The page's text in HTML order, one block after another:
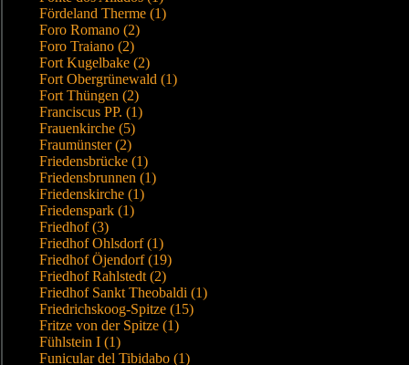
Fördeland Therme (1)
Foro Romano (2)
Foro Traiano (2)
Fort Kugelbake (2)
Fort Obergrünewald (1)
Fort Thüngen (2)
Franciscus PP. (1)
Frauenkirche (5)
Fraumünster (2)
Friedensbrücke (1)
Friedensbrunnen (1)
Friedenskirche (1)
Friedenspark (1)
Friedhof (3)
Friedhof Ohlsdorf (1)
Friedhof Öjendorf (19)
Friedhof Rahlstedt (2)
Friedhof Sankt Theobaldi (1)
Friedrichskoog-Spitze (15)
Fritze von der Spitze (1)
Fühlstein I (1)
Funicular del Tibidabo (1)